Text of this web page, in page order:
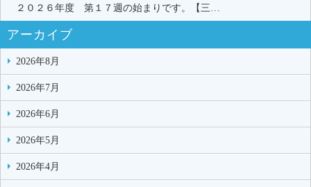
２０２６年度 第１７週の始まりです。【三…
アーカイブ
2026年8月
2026年7月
2026年6月
2026年5月
2026年4月